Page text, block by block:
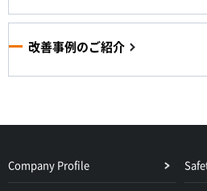
改善事例のご紹介
Company Profile